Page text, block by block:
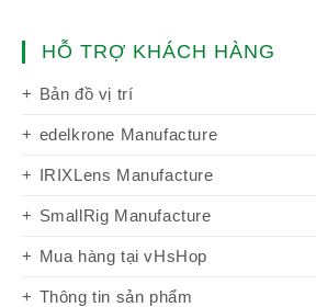
HỖ TRỢ KHÁCH HÀNG
Bản đồ vị trí
edelkrone Manufacture
IRIXLens Manufacture
SmallRig Manufacture
Mua hàng tại vHsHop
Thông tin sản phẩm